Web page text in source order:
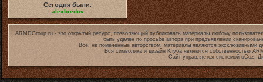
Сегодня были:
alexbredov
ARMDGroup.ru - это открытый ресурс, позволяющий публиковать материалы любому
быть удален по просьбе автора при предъявлении
Все, не помеченные авторством, материалы являются эксклюзивными
Вся символика и дизайн Клуба являются собственностью
Сайт управляется системой uCoz.